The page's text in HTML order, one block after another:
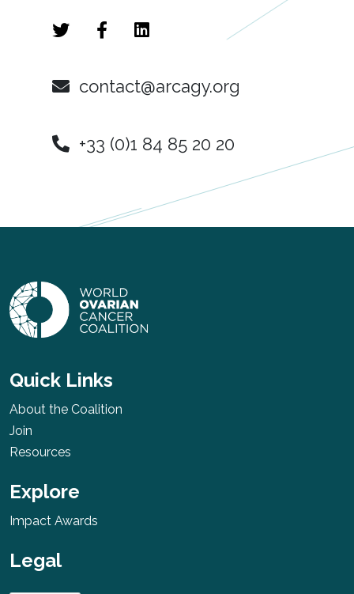
contact@arcagy.org
+33 (0)1 84 85 20 20
Quick Links
About the Coalition
Join
Resources
Explore
Impact Awards
Legal